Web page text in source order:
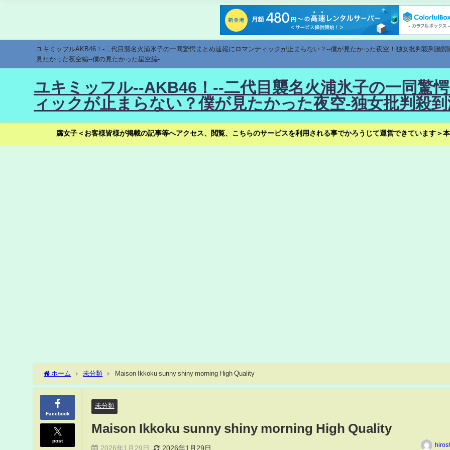
ユキミッフルAKB46！-二代目襲名火浦氷子の一同驚愕まとめ速報にロマンティックが止まらない？--僕が見たかった夜空！独女批判殺到激
見たかった夜空編--僕の見たかった星空編-
ユキミッフル--AKB46！--二代目襲名火浦氷子の一同驚
ィックが止まらない？僕が見たかった夜空-独女批判殺
腐女子＜お客様皆様が掲載の記事等へアクセス、閲覧、こちらのサービスを利用される事でかろうじて運営できています＞
ホーム 未分類 Maison Ikkoku sunny shiny morning High Quality
Facebook
post
未分類
Maison Ikkoku sunny shiny morning High Quality
2026年1月29日 2026年1月29日